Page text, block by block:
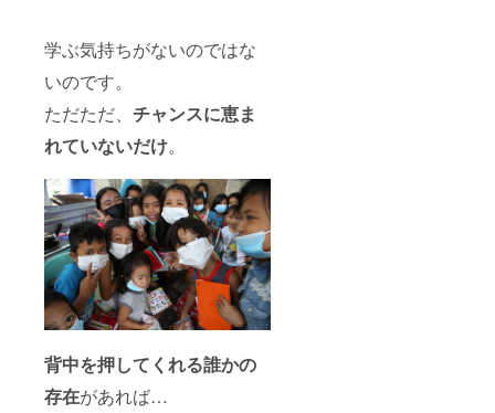
学ぶ気持ちがないのではな
いのです。
ただただ、 チャンスに恵ま
れていないだけ。
背中を押してくれる誰かの
存在があれば…